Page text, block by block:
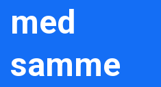
med
samme